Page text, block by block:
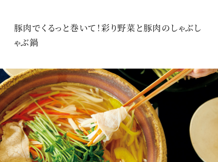
豚肉でくるっと巻いて！彩り野菜と豚肉のしゃぶし
ゃぶ鍋